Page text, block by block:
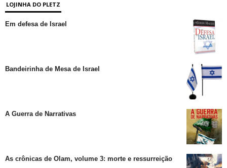
LOJINHA DO PLETZ
Em defesa de Israel
Bandeirinha de Mesa de Israel
A Guerra de Narrativas
As crônicas de Olam, volume 3: morte e ressurreição